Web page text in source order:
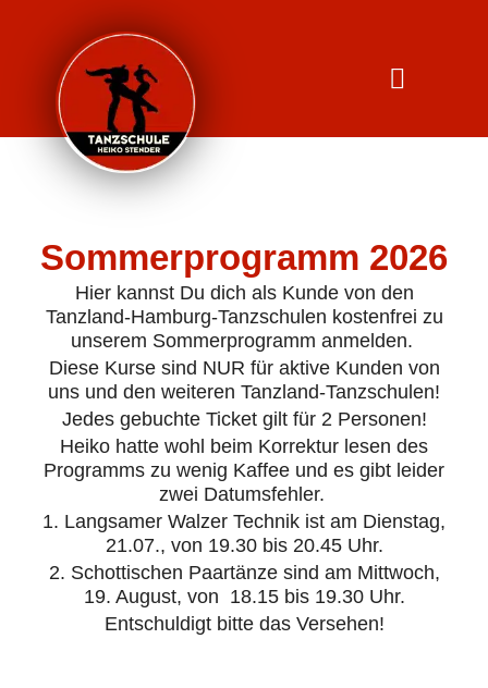
Sommerprogramm 2026
Hier kannst Du dich als Kunde von den
Tanzland-Hamburg-Tanzschulen kostenfrei zu
unserem Sommerprogramm anmelden.
Diese Kurse sind NUR für aktive Kunden von
uns und den weiteren Tanzland-Tanzschulen!
Jedes gebuchte Ticket gilt für 2 Personen!
Heiko hatte wohl beim Korrektur lesen des
Programms zu wenig Kaffee und es gibt leider
zwei Datumsfehler.
1. Langsamer Walzer Technik ist am Dienstag,
21.07., von 19.30 bis 20.45 Uhr.
2. Schottischen Paartänze sind am Mittwoch,
19. August, von 18.15 bis 19.30 Uhr.
Entschuldigt bitte das Versehen!